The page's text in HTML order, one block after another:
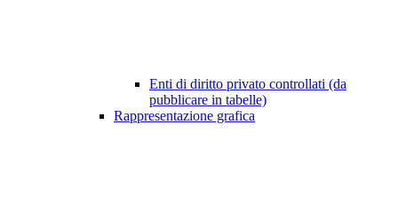
Enti di diritto privato controllati (da
pubblicare in tabelle)
Rappresentazione grafica